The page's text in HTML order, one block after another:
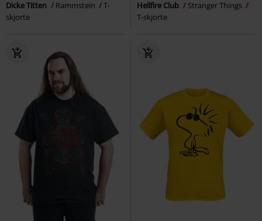
Dicke Titten Rammstein
T-
skjorte
Hellfire Club
Stranger Things
T-skjorte